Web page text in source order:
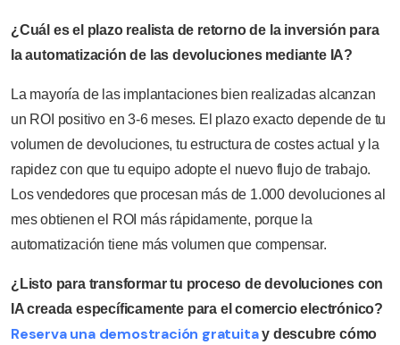
¿Cuál es el plazo realista de retorno de la inversión para
la automatización de las devoluciones mediante IA?
La mayoría de las implantaciones bien realizadas alcanzan
un ROI positivo en 3-6 meses. El plazo exacto depende de tu
volumen de devoluciones, tu estructura de costes actual y la
rapidez con que tu equipo adopte el nuevo flujo de trabajo.
Los vendedores que procesan más de 1.000 devoluciones al
mes obtienen el ROI más rápidamente, porque la
automatización tiene más volumen que compensar.
¿Listo para transformar tu proceso de devoluciones con
IA creada específicamente para el comercio electrónico?
Reserva una demostración gratuita y descubre cómo